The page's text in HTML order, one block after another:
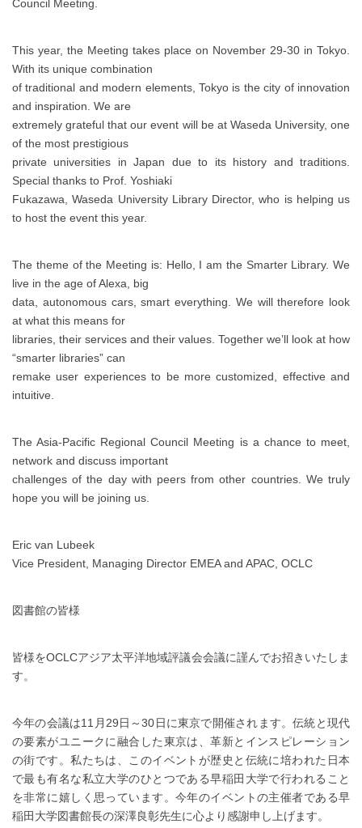
Council Meeting.
This year, the Meeting takes place on November 29-30 in Tokyo.
With its unique combination
of traditional and modern elements, Tokyo is the city of innovation
and inspiration. We are
extremely grateful that our event will be at Waseda University, one
of the most prestigious
private universities in Japan due to its history and traditions.
Special thanks to Prof. Yoshiaki
Fukazawa, Waseda University Library Director, who is helping us
to host the event this year.
The theme of the Meeting is: Hello, I am the Smarter Library. We
live in the age of Alexa, big
data, autonomous cars, smart everything. We will therefore look
at what this means for
libraries, their services and their values. Together we’ll look at how
“smarter libraries” can
remake user experiences to be more customized, effective and
intuitive.
The Asia-Pacific Regional Council Meeting is a chance to meet,
network and discuss important
challenges of the day with peers from other countries. We truly
hope you will be joining us.
Eric van Lubeek
Vice President, Managing Director EMEA and APAC, OCLC
図書館の皆様
皆様をOCLCアジア太平洋地域評議会会議に謹んでお招きいたしま
す。
今年の会議は11月29日～30日に東京で開催されます。伝統と現代
の要素がユニークに融合した東京は、革新とインスピレーション
の街です。私たちは、このイベントが歴史と伝統に培われた日本
で最も有名な私立大学のひとつである早稲田大学で行われること
を非常に嬉しく思っています。今年のイベントの主催者である早
稲田大学図書館長の深澤良彰先生に心より感謝申し上げます。